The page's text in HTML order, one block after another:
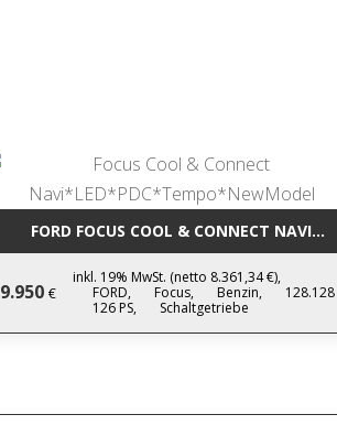
FORD FOCUS COOL & CONNECT
9.950 €
inkl. 19% MwSt. (netto 8.361,34 €),
FORD,
Focus, Benzin,
126 PS,
Schaltgetriebe